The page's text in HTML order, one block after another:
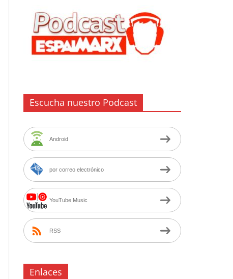
Escucha nuestro Podcast
Android
por correo electrónico
YouTube Music
RSS
Enlaces